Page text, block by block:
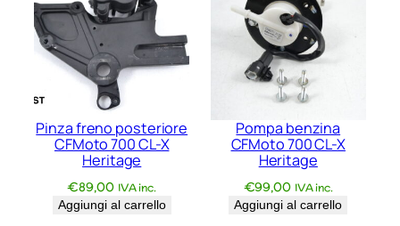
t
a
g
e
u
a
t
i
Pinza freno posteriore
CFMoto 700 CL-X
Heritage
€89,00 IVA inc.
Aggiungi al carrello
Pompa benzina
CFMoto 700 CL-X
Heritage
€99,00 IVA inc.
Aggiungi al carrello